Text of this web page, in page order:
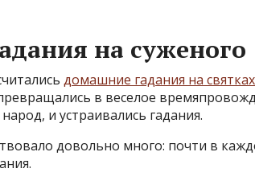
на суженого
домашние гадания на святках
в веселое
и устраивались гадания.
довольно много: почти в